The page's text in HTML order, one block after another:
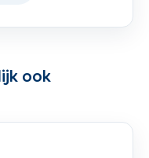
ook